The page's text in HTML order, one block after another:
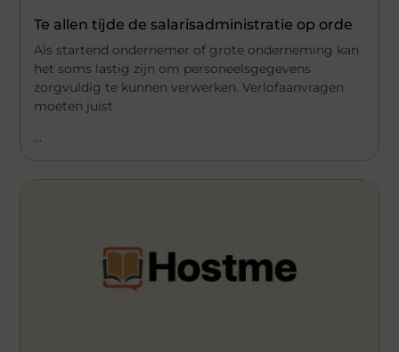
Te allen tijde de salarisadministratie op orde
Als startend ondernemer of grote onderneming kan
het soms lastig zijn om personeelsgegevens
zorgvuldig te kunnen verwerken. Verlofaanvragen
moeten juist
...